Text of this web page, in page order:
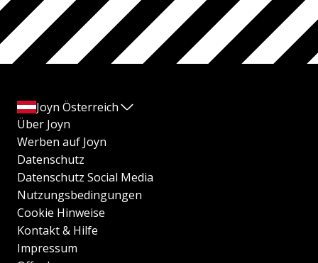
Joyn Österreich
Über Joyn
Werben auf Joyn
Datenschutz
Datenschutz Social Media
Nutzungsbedingungen
Cookie Hinweise
Kontakt & Hilfe
Impressum